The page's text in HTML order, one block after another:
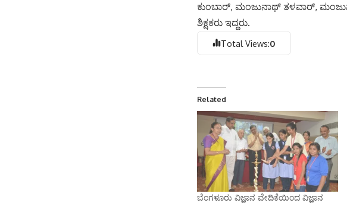
ಕುಂಬಾರ್, ಮಂಜುನಾಥ್ ತಳವಾರ್,
ಶಿಕ್ಷಕರು ಇದ್ದರು.
Total Views:0
Related
ಬೆಂಗಳೂರು ವಿಜ್ಞಾನ ವೇದಿಕೆಯಿಂದ ವಿಜ್ಞಾನ